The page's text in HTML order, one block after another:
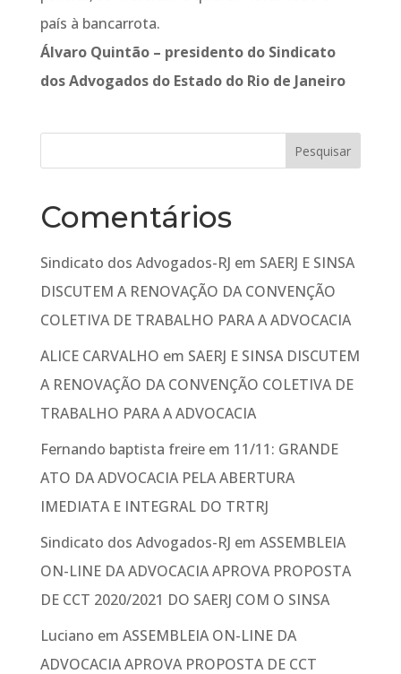
país à bancarrota.
Álvaro Quintão – presidento do Sindicato
dos Advogados do Estado do Rio de Janeiro
Comentários
Sindicato dos Advogados-RJ em SAERJ E SINSA
DISCUTEM A RENOVAÇÃO DA CONVENÇÃO
COLETIVA DE TRABALHO PARA A ADVOCACIA
ALICE CARVALHO em SAERJ E SINSA DISCUTEM
A RENOVAÇÃO DA CONVENÇÃO COLETIVA DE
TRABALHO PARA A ADVOCACIA
Fernando baptista freireem 11/11: GRANDE
ATO DA ADVOCACIA PELA ABERTURA
IMEDIATA E INTEGRAL DO TRTRJ
Sindicato dos Advogados-RJ em ASSEMBLEIA
ON-LINE DA ADVOCACIA APROVA PROPOSTA
DE CCT 2020/2021 DO SAERJ COM O SINSA
Luciano em ASSEMBLEIA ON-LINE DA
ADVOCACIA APROVA PROPOSTA DE CCT